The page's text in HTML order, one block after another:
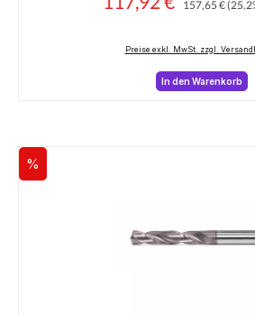
157,65 €
Preise exkl. MwSt. zzgl.
In den Warenkorb
Rabatt
%